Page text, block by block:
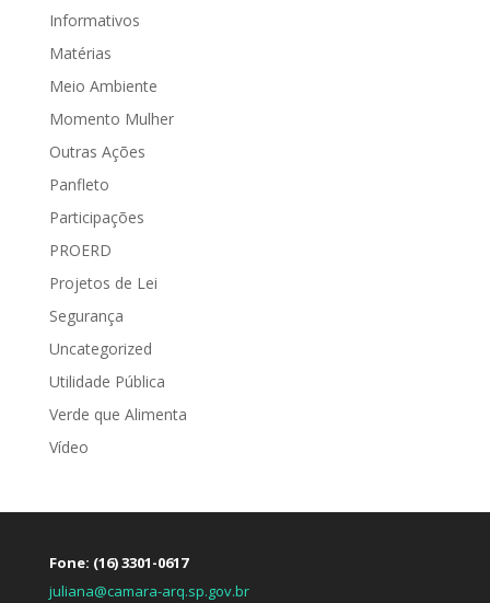
Informativos
Matérias
Meio Ambiente
Momento Mulher
Outras Ações
Panfleto
Participações
PROERD
Projetos de Lei
Segurança
Uncategorized
Utilidade Pública
Verde que Alimenta
Vídeo
Fone: (16) 3301-0617
juliana@camara-arq.sp.gov.br